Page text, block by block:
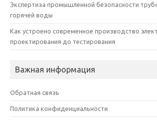
Экспертиза промышленной безопасности
горячей воды
Как устроено современное производство
проектирования до тестирования
Важная информация
Обратная связь
Политика конфиденциальности